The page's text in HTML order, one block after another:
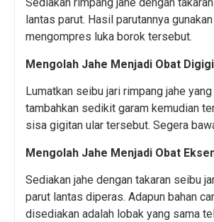
Sediakan rimpang jahe dengan
lantas parut. Hasil parutannya
mengompres luka borok tersebut.
Mengolah Jahe Menjadi Obat
Lumatkan seibu jari rimpang jahe
tambahkan sedikit garam kemudian
sisa gigitan ular tersebut. Segera
Mengolah Jahe Menjadi Obat
Sediakan jahe dengan takaran seibu
parut lantas diperas. Adapun bahan
disediakan adalah lobak yang sama